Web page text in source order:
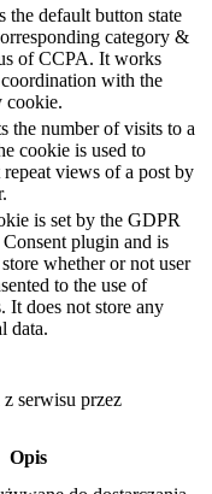
the default button state
category &
of CCPA. It works
with the
cookie.
the number of visits to a
cookie is used to
repeat views of a post by
is set by the GDPR
plugin and is
whether or not user
to the use of
It does not store any
data.
serwisu przez
Opis